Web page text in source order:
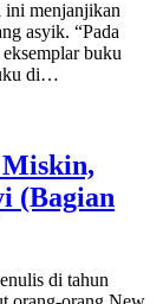
menjanjikan
asyik. “Pada
buku
di…
(Bagian
di tahun